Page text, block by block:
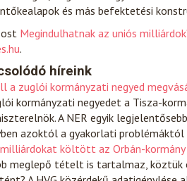
és más befektetési
Megindulhatnak az uniós
.
híreink
a zuglói kormányzati negyed
kormányzati negyedet a Tisza-
A NER egyik
azoktól a gyakorlati
költött az Orbán-
meglepő tételt is tartalmaz, köztük